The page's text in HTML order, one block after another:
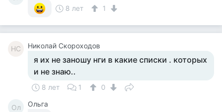
8 лет
1
НС Николай Скороходов
я их не заношу нги в какие списки . которых
и не знаю..
8 лет 1 0
Ол
Ольга